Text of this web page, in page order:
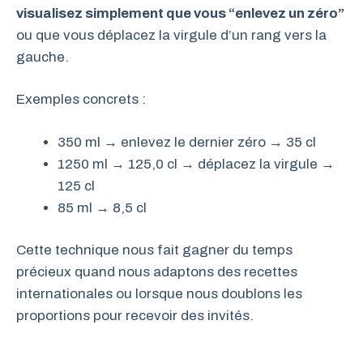
visualisez simplement que vous “enlevez un zéro”
ou que vous déplacez la virgule d’un rang vers la
gauche.
Exemples concrets :
350 ml → enlevez le dernier zéro → 35 cl
1250 ml → 125,0 cl → déplacez la virgule →
125 cl
85 ml → 8,5 cl
Cette technique nous fait gagner du temps
précieux quand nous adaptons des recettes
internationales ou lorsque nous doublons les
proportions pour recevoir des invités.